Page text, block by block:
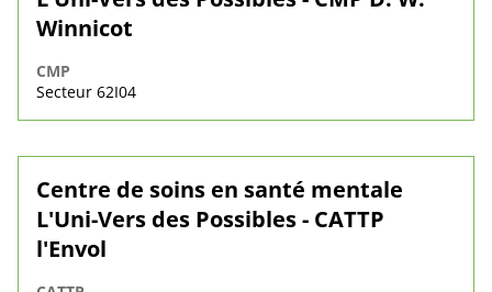
Winnicot
CMP
Secteur 62I04
Centre de soins en santé mentale
L'Uni-Vers des Possibles - CATTP
l'Envol